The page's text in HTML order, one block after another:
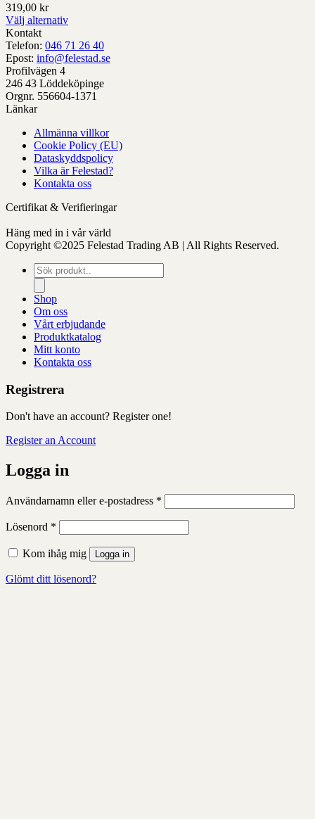
319,00 kr
Välj alternativ
Denna
produkt
har
alternativ
som
kan
väljas
produktens
Kontakt
Telefon: 046 71 26 40
Epost: info@felestad.se
Profilvägen 4
246 43 Löddeköpinge
Orgnr. 556604-1371
Länkar
Allmänna villkor
Cookie Policy (EU)
Dataskyddspolicy
Vilka är Felestad?
Kontakta oss
Certifikat & Verifieringar
Häng med in i vår värld
Copyright ©2025 Felestad Trading AB | All Rights Reserved.
Produktsökning
Shop
Om oss
Vårt erbjudande
Produktkatalog
Mitt konto
Kontakta oss
Registrera
Don't have an account? Register one!
Register an Account
Logga in
Användarnamn eller e-postadress *
Lösenord *
Kom ihåg mig Logga in
Glömt ditt lösenord?